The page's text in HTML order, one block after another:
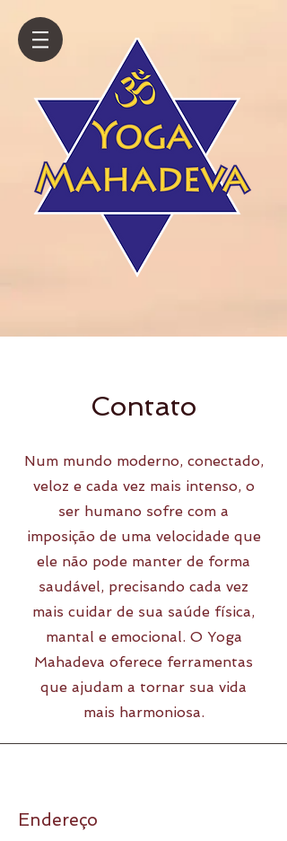
Contato
Num mundo moderno, conectado,
veloz e cada vez mais intenso, o
ser humano sofre com a
imposição de uma velocidade que
ele não pode manter de forma
saudável, precisando cada vez
mais cuidar de sua saúde física,
mantal e emocional. O Yoga
Mahadeva oferece ferramentas
que ajudam a tornar sua vida
mais harmoniosa.
Endereço